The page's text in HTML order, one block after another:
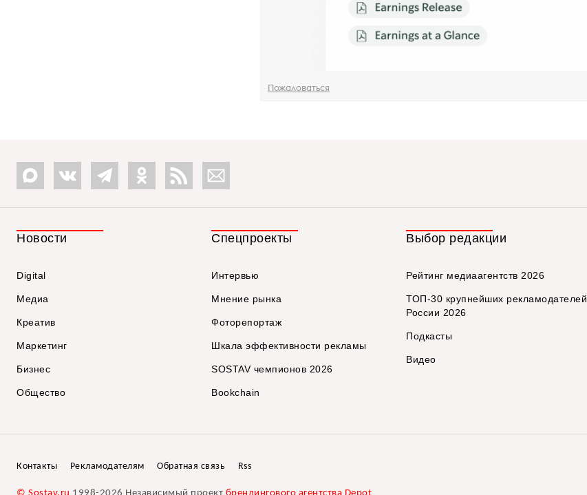
Пожаловаться
Новости
Digital
Медиа
Креатив
Маркетинг
Бизнес
Общество
Спецпроекты
Интервью
Мнение рынка
Фоторепортаж
Шкала эффективности рекламы
SOSTAV чемпионов 2026
Bookchain
Выбор редакции
Рейтинг медиаагентств 2026
ТОП-30 крупнейших рекламодателей
России 2026
Подкасты
Видео
Контакты Рекламодателям Обратная связь Rss